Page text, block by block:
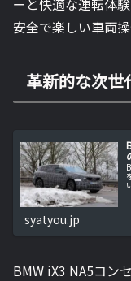
安全で楽しい車両操
革新的な次世
syatyou.jp
BMW iX3 NA5コン